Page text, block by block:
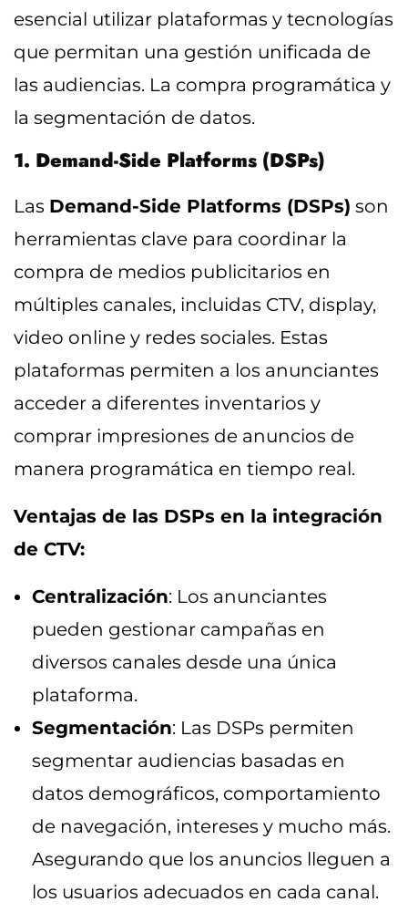
esencial utilizar plataformas y tecnologías
que permitan una gestión unificada de
las audiencias. La compra programática y
la segmentación de datos.
1. Demand-Side Platforms (DSPs)
Las Demand-Side Platforms (DSPs) son
herramientas clave para coordinar la
compra de medios publicitarios en
múltiples canales, incluidas CTV, display,
video online y redes sociales. Estas
plataformas permiten a los anunciantes
acceder a diferentes inventarios y
comprar impresiones de anuncios de
manera programática en tiempo real.
Ventajas de las DSPs en la integración
de CTV:
Centralización: Los anunciantes
pueden gestionar campañas en
diversos canales desde una única
plataforma.
Segmentación: Las DSPs permiten
segmentar audiencias basadas en
datos demográficos, comportamiento
de navegación, intereses y mucho más.
Asegurando que los anuncios lleguen a
los usuarios adecuados en cada canal.